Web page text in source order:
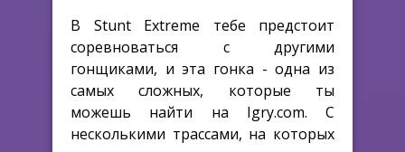
В Stunt Extreme тебе предстоит
соревноваться с другими
гонщиками, и эта гонка - одна из
самых сложных, которые ты
можешь найти на Igry.com. С
несколькими трассами, на которых